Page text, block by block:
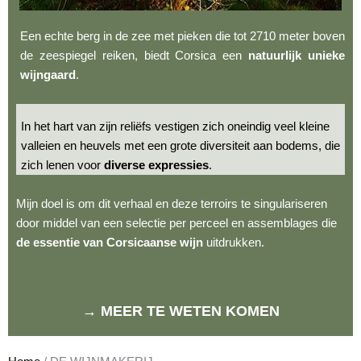
Een echte berg in de zee met pieken die tot 2710 meter boven
de zeespiegel reiken, biedt Corsica een natuurlijk unieke
wijngaard.
In het hart van zijn reliëfs vestigen zich oneindig veel kleine
valleien en heuvels met een grote diversiteit aan bodems, die
zich lenen voor diverse expressies.
Mijn doel is om dit verhaal en deze terroirs te singulariseren
door middel van een selectie per perceel en assemblages die
de essentie van Corsicaanse wijn uitdrukken.
→ MEER TE WETEN KOMEN